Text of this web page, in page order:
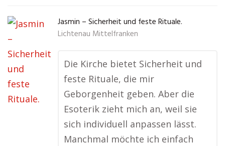
Jasmin – Sicherheit und feste Rituale.
Lichtenau Mittelfranken
Die Kirche bietet Sicherheit und
feste Rituale, die mir
Geborgenheit geben. Aber die
Esoterik zieht mich an, weil sie
sich individuell anpassen lässt.
Manchmal möchte ich einfach